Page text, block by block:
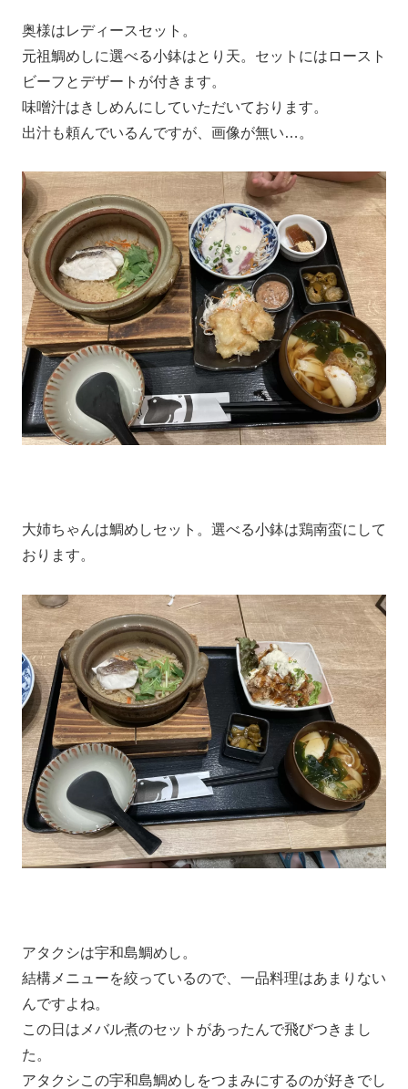
奥様はレディースセット。
元祖鯛めしに選べる小鉢はとり天。セットにはロースト
ビーフとデザートが付きます。
味噌汁はきしめんにしていただいております。
出汁も頼んでいるんですが、画像が無い…。
大姉ちゃんは鯛めしセット。選べる小鉢は鶏南蛮にして
おります。
アタクシは宇和島鯛めし。
結構メニューを絞っているので、一品料理はあまりない
んですよね。
この日はメバル煮のセットがあったんで飛びつきまし
た。
アタクシこの宇和島鯛めしをつまみにするのが好きでし